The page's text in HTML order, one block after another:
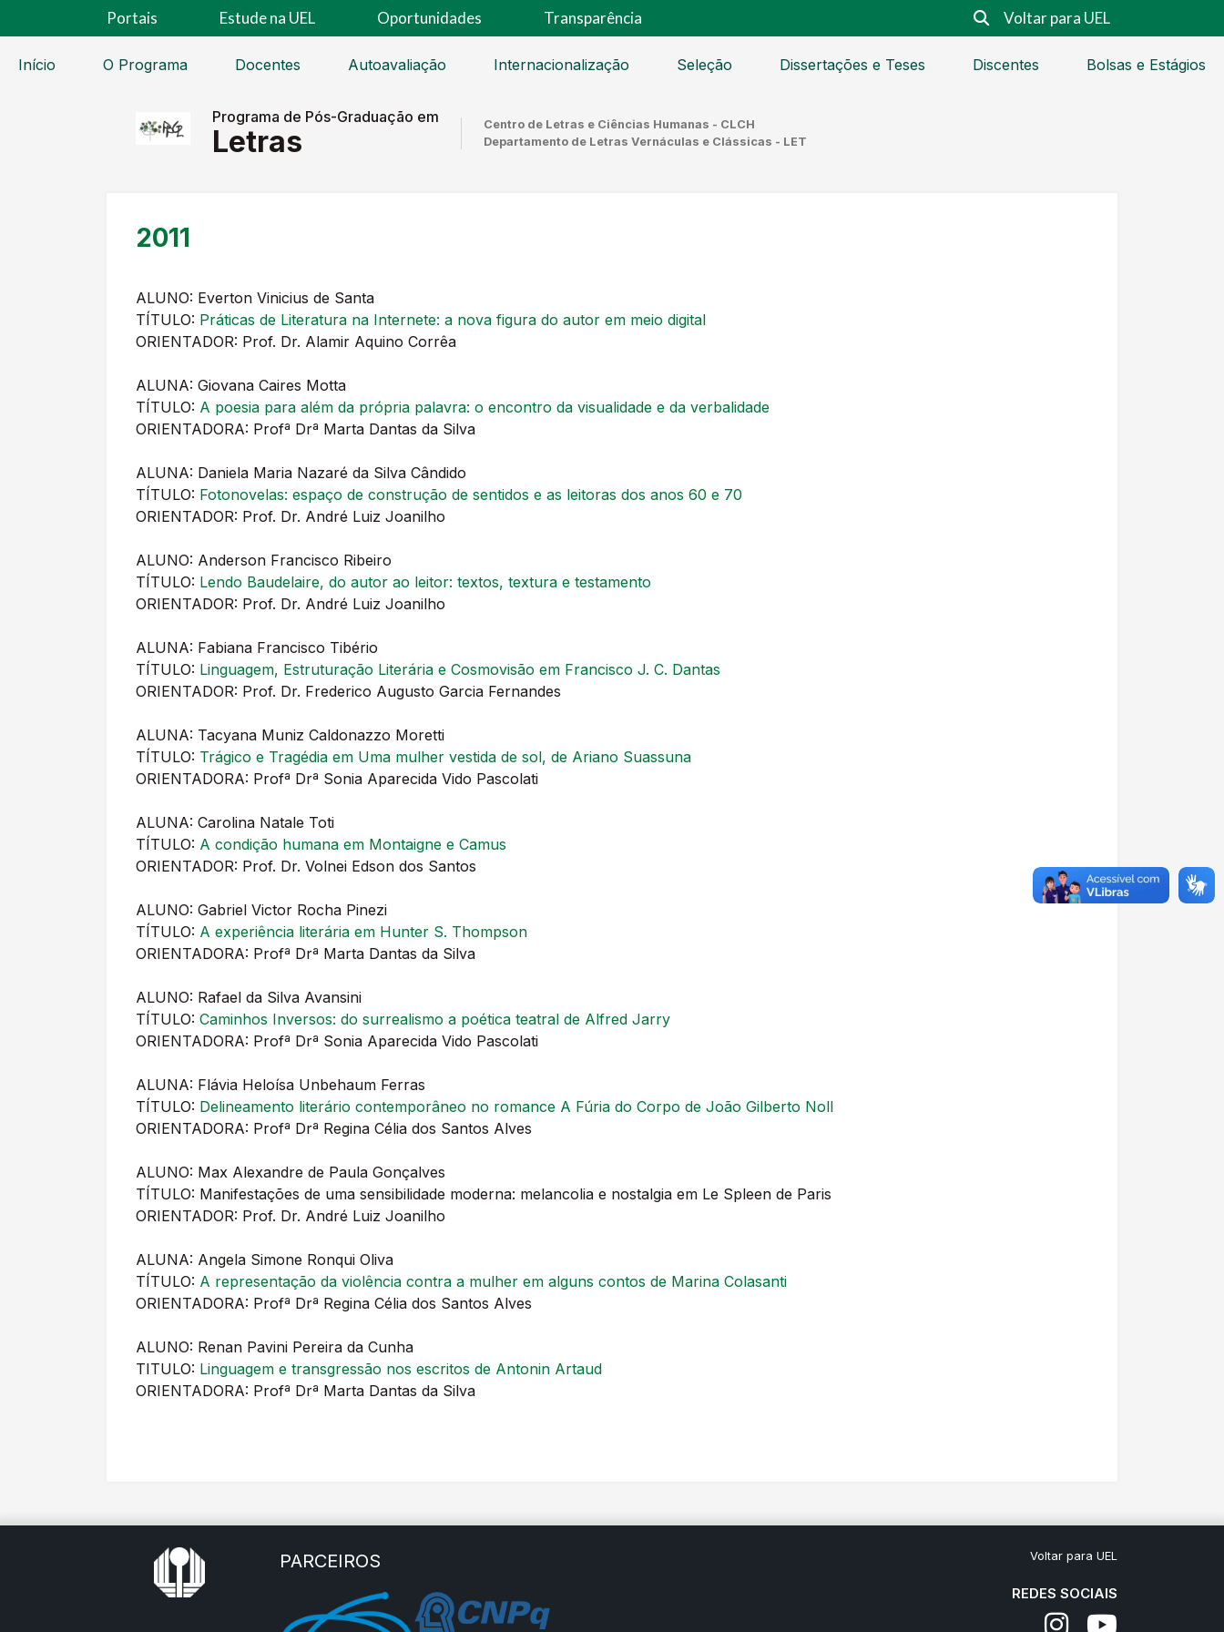
Portais Estude na UEL Oportunidades Transparência Voltar para UEL
Início O Programa Docentes Autoavaliação Internacionalização Seleção Dissertações e Teses Discentes Bolsas e Estágios
Programa de Pós-Graduação em
Letras
Centro de Letras e Ciências Humanas - CLCH
Departamento de Letras Vernáculas e Clássicas - LET
2011
ALUNO: Everton Vinicius de Santa
TÍTULO: Práticas de Literatura na Internete: a nova figura do autor em meio digital
ORIENTADOR: Prof. Dr. Alamir Aquino Corrêa
ALUNA: Giovana Caires Motta
TÍTULO: A poesia para além da própria palavra: o encontro da visualidade e da verbalidade
ORIENTADORA: Profª Drª Marta Dantas da Silva
ALUNA: Daniela Maria Nazaré da Silva Cândido
TÍTULO: Fotonovelas: espaço de construção de sentidos e as leitoras dos anos 60 e 70
ORIENTADOR: Prof. Dr. André Luiz Joanilho
ALUNO: Anderson Francisco Ribeiro
TÍTULO: Lendo Baudelaire, do autor ao leitor: textos, textura e testamento
ORIENTADOR: Prof. Dr. André Luiz Joanilho
ALUNA: Fabiana Francisco Tibério
TÍTULO: Linguagem, Estruturação Literária e Cosmovisão em Francisco J. C. Dantas
ORIENTADOR: Prof. Dr. Frederico Augusto Garcia Fernandes
ALUNA: Tacyana Muniz Caldonazzo Moretti
TÍTULO: Trágico e Tragédia em Uma mulher vestida de sol, de Ariano Suassuna
ORIENTADORA: Profª Drª Sonia Aparecida Vido Pascolati
ALUNA: Carolina Natale Toti
TÍTULO: A condição humana em Montaigne e Camus
ORIENTADOR: Prof. Dr. Volnei Edson dos Santos
ALUNO: Gabriel Victor Rocha Pinezi
TÍTULO: A experiência literária em Hunter S. Thompson
ORIENTADORA: Profª Drª Marta Dantas da Silva
ALUNO: Rafael da Silva Avansini
TÍTULO: Caminhos Inversos: do surrealismo a poética teatral de Alfred Jarry
ORIENTADORA: Profª Drª Sonia Aparecida Vido Pascolati
ALUNA: Flávia Heloísa Unbehaum Ferras
TÍTULO: Delineamento literário contemporâneo no romance A Fúria do Corpo de João Gilberto Noll
ORIENTADORA: Profª Drª Regina Célia dos Santos Alves
ALUNO: Max Alexandre de Paula Gonçalves
TÍTULO: Manifestações de uma sensibilidade moderna: melancolia e nostalgia em Le Spleen de Paris
ORIENTADOR: Prof. Dr. André Luiz Joanilho
ALUNA: Angela Simone Ronqui Oliva
TÍTULO: A representação da violência contra a mulher em alguns contos de Marina Colasanti
ORIENTADORA: Profª Drª Regina Célia dos Santos Alves
ALUNO: Renan Pavini Pereira da Cunha
TITULO: Linguagem e transgressão nos escritos de Antonin Artaud
ORIENTADORA: Profª Drª Marta Dantas da Silva
PARCEIROS Voltar para UEL
REDES SOCIAIS